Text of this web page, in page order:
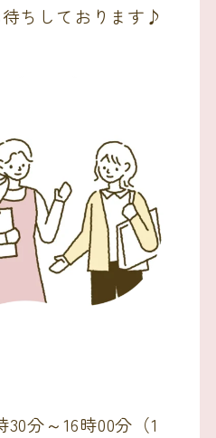
ちしております♪
分～16時00分（1